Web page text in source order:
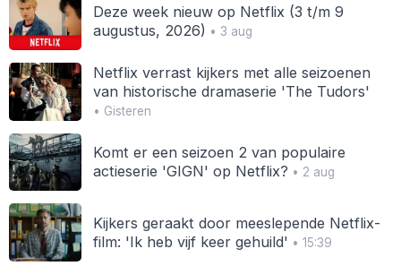
Deze week nieuw op Netflix (3 t/m 9
augustus, 2026) • 3 aug
Netflix verrast kijkers met alle seizoenen
van historische dramaserie 'The Tudors'
• Gisteren
Komt er een seizoen 2 van populaire
actieserie 'GIGN' op Netflix? • 2 aug
Kijkers geraakt door meeslepende Netflix-
film: 'Ik heb vijf keer gehuild' • 15:39